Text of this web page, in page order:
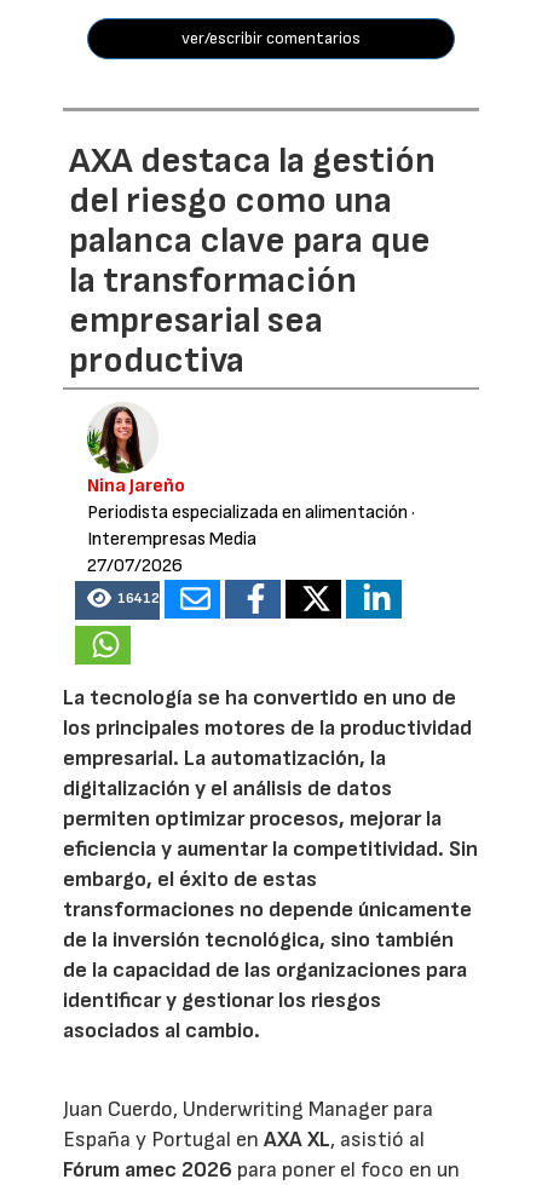
ver/escribir comentarios
AXA destaca la gestión
del riesgo como una
palanca clave para que
la transformación
empresarial sea
productiva
Nina Jareño
Periodista especializada en alimentación ·
Interempresas Media
27/07/2026
16412
La tecnología se ha convertido en uno de
los principales motores de la productividad
empresarial. La automatización, la
digitalización y el análisis de datos
permiten optimizar procesos, mejorar la
eficiencia y aumentar la competitividad. Sin
embargo, el éxito de estas
transformaciones no depende únicamente
de la inversión tecnológica, sino también
de la capacidad de las organizaciones para
identificar y gestionar los riesgos
asociados al cambio.
Juan Cuerdo, Underwriting Manager para
España y Portugal enAXA XL, asistió al
Fórum amec 2026 para poner el foco en un